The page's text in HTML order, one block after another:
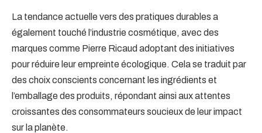
La tendance actuelle vers des pratiques durables a
également touché l’industrie cosmétique, avec des
marques comme Pierre Ricaud adoptant des initiatives
pour réduire leur empreinte écologique. Cela se traduit par
des choix conscients concernant les ingrédients et
l’emballage des produits, répondant ainsi aux attentes
croissantes des consommateurs soucieux de leur impact
sur la planète.